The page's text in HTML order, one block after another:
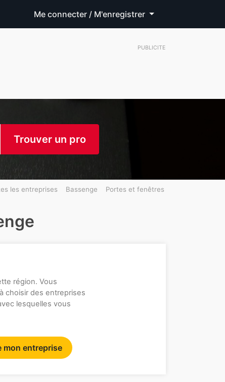
Me connecter / M'enregistrer
PUBLICITE
Trouver un pro
les entreprises Bassenge Portes et fenêtres
région. Vous
choisir des entreprises
lesquelles vous
mon entreprise